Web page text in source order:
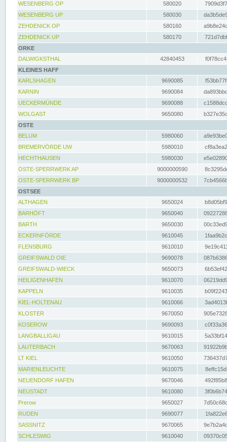
WESENBERG OP
580020
WESENBERG UP
580030
ZEHDENICK OP
580160
ZEHDENICK UP
580170
ORKE
DALWIGKSTHAL
42840453
KLEINES HAFF
KARLSHAGEN
9690085
KARNIN
9690084
UECKERMÜNDE
9690088
WOLGAST
9650080
OSTE
BELUM
5980060
BREMERVÖRDE UW
5980010
HECHTHAUSEN
5980030
OSTE-SPERRWERK AP
9000000590
OSTE-SPERRWERK BP
9000000532
OSTSEE
ALTHAGEN
9650024
BARHÖFT
9650040
BARTH
9650030
ECKERNFÖRDE
9610045
FLENSBURG
9610010
GREIFSWALD OIE
9690078
GREIFSWALD-WIECK
9650073
HEILIGENHAFEN
9610070
KAPPELN
9610035
KIEL-HOLTENAU
9610066
KLOSTER
9670050
KOSEROW
9690093
LANGBALLIGAU
9610015
LAUTERBACH
9670063
LT KIEL
9610050
MARIENLEUCHTE
9610075
NEUENDORF HAFEN
9670046
NEUSTADT
9610080
Prerow
9650027
RUDEN
9690077
SASSNITZ
9670065
SCHLESWIG
9610040